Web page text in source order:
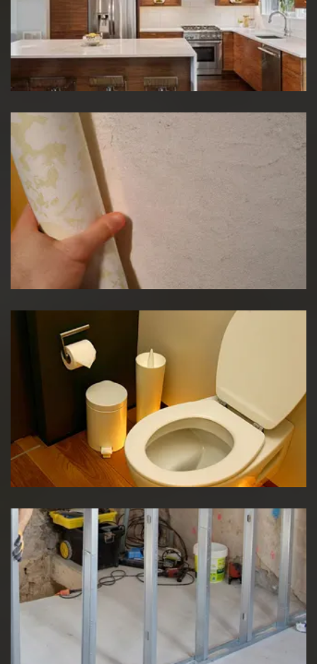
Rénovation de cuisine
Pose de papier peint
Réparation WC
Pose de cloison